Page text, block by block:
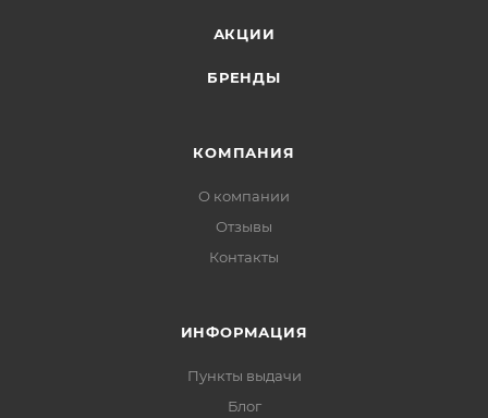
АКЦИИ
БРЕНДЫ
КОМПАНИЯ
О компании
Отзывы
Контакты
ИНФОРМАЦИЯ
Пункты выдачи
Блог